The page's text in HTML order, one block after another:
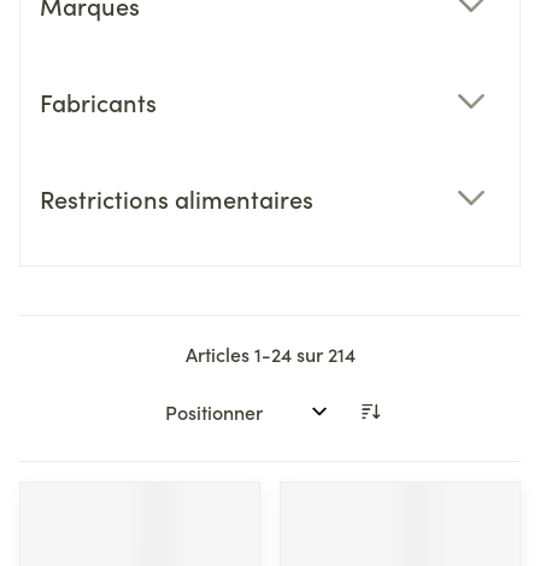
Fabricants
Restrictions alimentaires
Articles1-24sur 214
Trier par: